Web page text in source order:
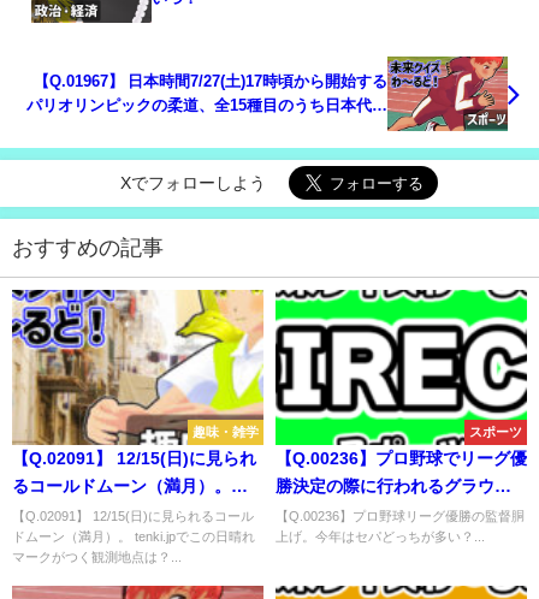
【Q.01967】 日本時間7/27(土)17時頃から開始する
パリオリンピックの柔道、全15種目のうち日本代表
Xでフォローしよう
おすすめの記事
趣味・雑学
【Q.02091】 12/15(日)に見られ
るコールドムーン（満月）。
tenki.jpでこの日晴れマークがつ
く観測地点は？
【Q.02091】 12/15(日)に見られるコール
ドムーン（満月）。 tenki.jpでこの日晴れ
マークがつく観測地点は？...
スポーツ
【Q.00236】プロ野球でリーグ優
勝決定の際に行われるグラウン
ドでの監督胴上げ。今年（2020
年）、セ・リーグとパ・リーグ
【Q.00236】プロ野球リーグ優勝の監督胴
上げ。今年はセパどっちが多い？...